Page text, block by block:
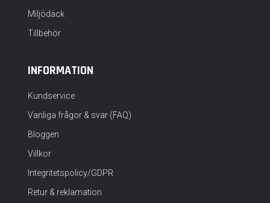
Miljödäck
Tillbehör
INFORMATION
Kundservice
Vanliga frågor & svar (FAQ)
Bloggen
Villkor
Integritetspolicy/GDPR
Retur & reklamation